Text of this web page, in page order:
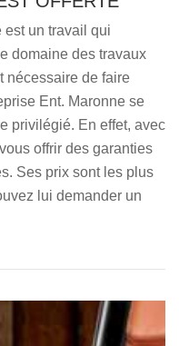
un travail qui
domaine des travaux
nécessaire de faire
Ent. Maronne se
privilégié. En effet, avec
offrir des garanties
Ses prix sont les plus
lui demander un